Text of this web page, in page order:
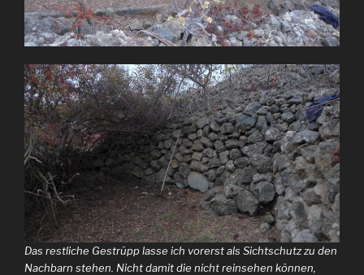
Das restliche Gestrüpp lasse ich vorerst als Sichtschutz zu den
Nachbarn stehen. Nicht damit die nicht reinsehen können,